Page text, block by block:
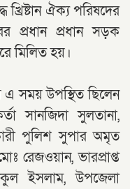
ঐক্য পরিষদের
প্রধান প্রধান সড়ক
মিলিত হয়।
সময় উপস্থিত ছিলেন
সানজিদা সুলতানা,
পুলিশ সুপার অমৃত
রেজওয়ান, ভারপ্রাপ্ত
ইসলাম, উপজেলা